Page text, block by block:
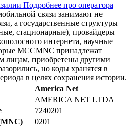
Подробнее про оператора
связи занимают не
а государственные структуры
стационарные), провайдеры
интернета, научные
MCCMNC принадлежат
лицам, приобретены другими
но коды хранятся в
в целях сохранения истории.
America Net
AMERICA NET LTDA
7240201
0201